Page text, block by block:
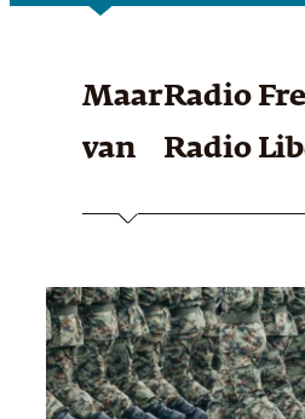
Maar
van
Radio
Radio